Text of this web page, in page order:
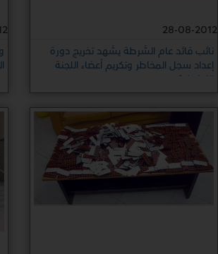
28-08-2012
نائب قائد عام الشرطة يشهد تخريج دورة
إعداد سجل المخاطر وتكريم أعضاء اللجنة
التنفيذية